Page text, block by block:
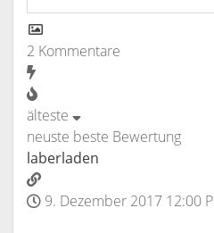
2 Kommentare
älteste
neuste beste Bewertung
laberladen
9. Dezember 2017 12:00